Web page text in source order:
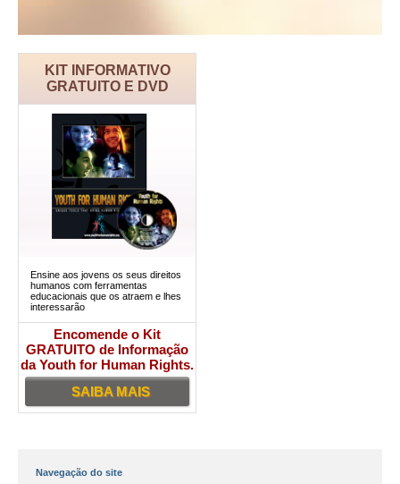
KIT INFORMATIVO
GRATUITO E DVD
Ensine aos jovens os seus direitos
humanos com ferramentas
educacionais que os atraem e lhes
interessarão
Encomende o Kit
GRATUITO de Informação
da Youth for Human Rights.
SAIBA MAIS
Navegação do site